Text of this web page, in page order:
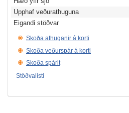
Upphaf veðurathuguna
Eigandi stöðvar
Skoða athuganir á korti
Skoða veðurspár á korti
Skoða spárit
Stöðvalisti